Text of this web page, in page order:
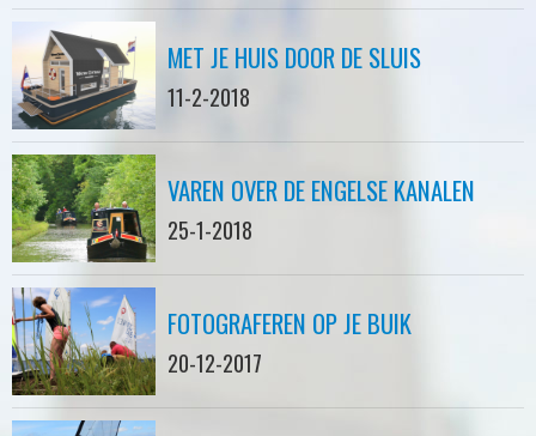
MET JE HUIS DOOR DE SLUIS
11-2-2018
VAREN OVER DE ENGELSE KANALEN
25-1-2018
FOTOGRAFEREN OP JE BUIK
20-12-2017